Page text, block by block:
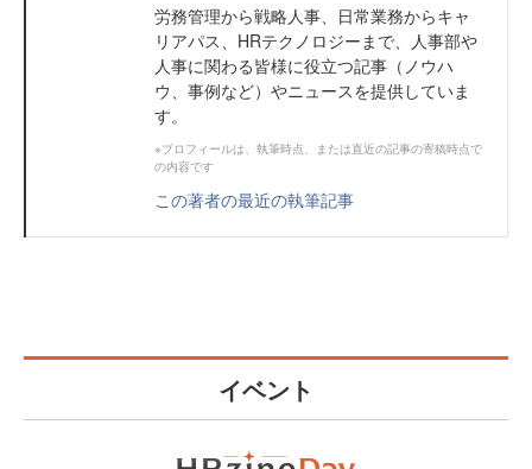
労務管理から戦略人事、日常業務からキャ
リアパス、HRテクノロジーまで、人事部や
人事に関わる皆様に役立つ記事（ノウハ
ウ、事例など）やニュースを提供していま
す。
※プロフィールは、執筆時点、または直近の記事の寄稿時点で
の内容です
この著者の最近の執筆記事
イベント